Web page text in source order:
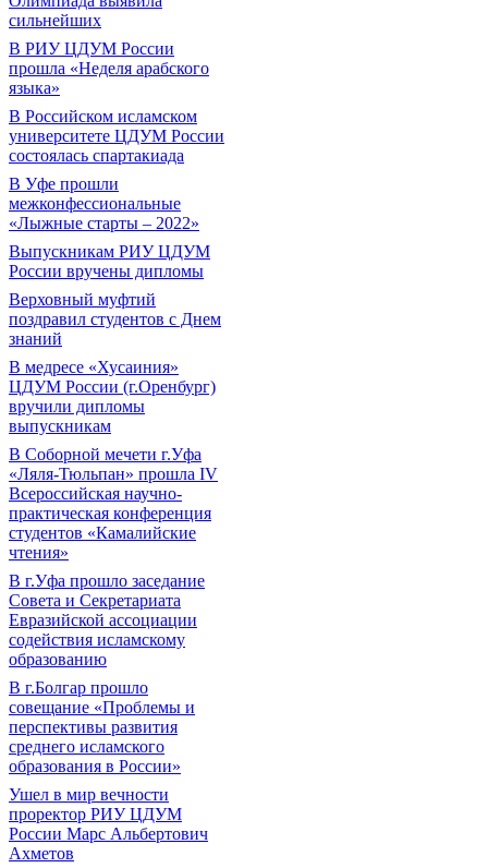
сильнейших
В РИУ ЦДУМ России
прошла «Неделя арабского
языка»
В Российском исламском
университете ЦДУМ России
состоялась спартакиада
В Уфе прошли
межконфессиональные
«Лыжные старты – 2022»
Выпускникам РИУ ЦДУМ
России вручены дипломы
Верховный муфтий
поздравил студентов с Днем
знаний
В медресе «Хусаиния»
ЦДУМ России (г.Оренбург)
вручили дипломы
выпускникам
В Соборной мечети г.Уфа
«Ляля-Тюльпан» прошла IV
Всероссийская научно-
практическая конференция
студентов «Камалийские
чтения»
В г.Уфа прошло заседание
Совета и Секретариата
Евразийской ассоциации
содействия исламскому
образованию
В г.Болгар прошло
совещание «Проблемы и
перспективы развития
среднего исламского
образования в России»
Ушел в мир вечности
проректор РИУ ЦДУМ
России Марс Альбертович
Ахметов